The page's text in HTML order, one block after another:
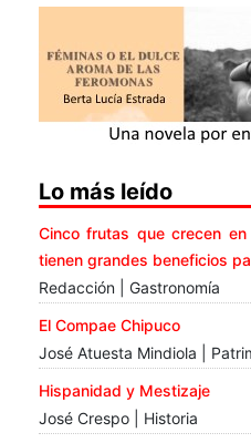
Lo más leído
Cinco frutas que crecen
tienen grandes beneficios
Redacción | Gastronomía
El Compae Chipuco
José Atuesta Mindiola |
Hispanidad y Mestizaje
José Crespo | Historia